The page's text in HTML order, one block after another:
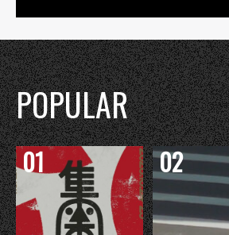
POPULAR